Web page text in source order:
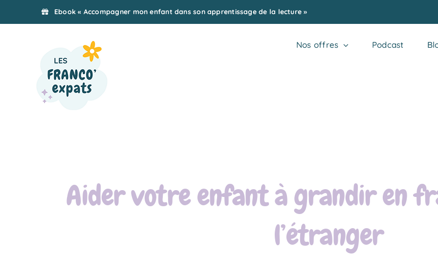
Ebook « Accompagner mon enfant dans son apprentissage de la lecture »
Nos offres Podcast
Aider votre enfant à grandir en
l’étranger